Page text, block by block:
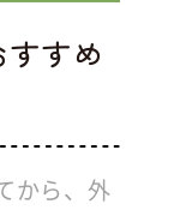
すめ
から、外